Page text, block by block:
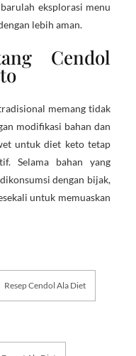
eksplorasi menu
lebih aman.
Cendol
memang tidak
modifikasi bahan dan
untuk diet keto tetap
Selama bahan yang
dengan bijak,
untuk memuaskan
Resep Cendol Ala Diet